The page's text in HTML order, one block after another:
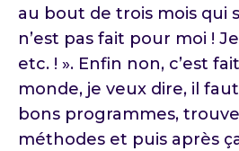
au bout de trois mois qui
n’est pas fait pour moi !
etc. ! ». Enfin non, c’est
monde, je veux dire, il
bons programmes,
méthodes et puis après